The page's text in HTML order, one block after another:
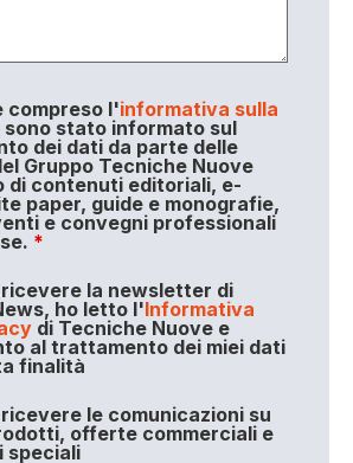
compreso l'informativa sulla
stato informato sul
dei dati da parte delle
Gruppo Tecniche Nuove
di contenuti editoriali, e-
paper, guide e monografie,
e convegni professionali
*
la newsletter di
ho letto l'Informativa
di Tecniche Nuove e
al trattamento dei miei dati
finalità
le comunicazioni su
offerte commerciali e
speciali